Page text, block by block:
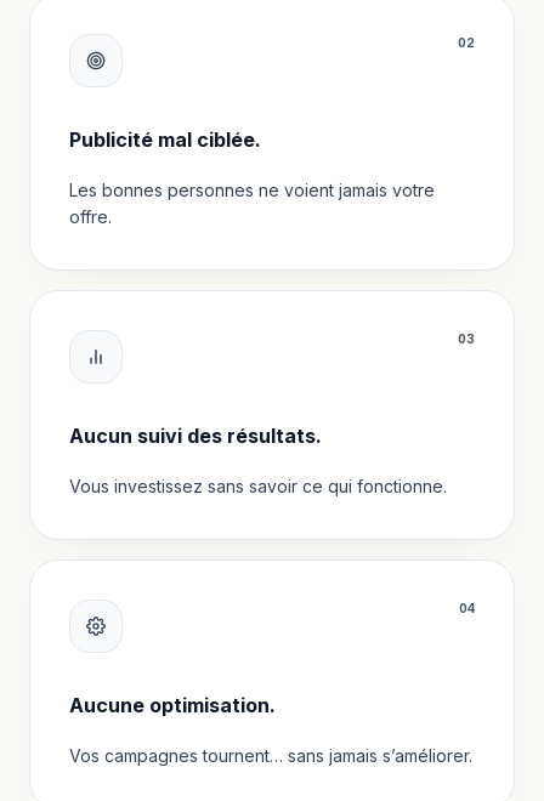
02
Publicité mal ciblée.
Les bonnes personnes ne voient jamais votre
offre.
03
Aucun suivi des résultats.
Vous investissez sans savoir ce qui fonctionne.
04
Aucune optimisation.
Vos campagnes tournent… sans jamais s’améliorer.